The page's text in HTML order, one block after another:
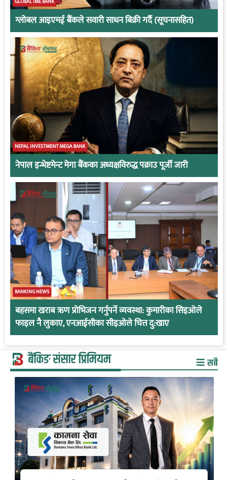
ग्लोबल आइएमई बैंकले सवारी साधन बिक्री गर्दै (सूचनासहित)
NEPAL INVESTMENT MEGA BANK
नेपाल इन्भेष्टमेन्ट मेगा बैंकका अध्यक्षविरुद्ध पक्राउ पूर्जी जारी
BANKING NEWS
बहसमा खराब ऋण प्रोभिजन गर्नुपर्ने व्यवस्था: कुमारीका सिइओले
फाइल नै लुकाए, एनआईसीका सीइओले चित्त दु:खाए
बैंकिङ संसार प्रिमियम सबै